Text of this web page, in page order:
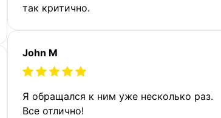
так критично.
John M
Я обращался к ним уже несколько раз.
Все отлично!